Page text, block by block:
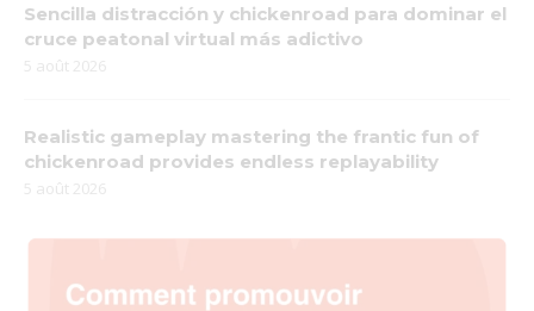
Sencilla distracción y chickenroad para dominar el
cruce peatonal virtual más adictivo
5 août 2026
Realistic gameplay mastering the frantic fun of
chickenroad provides endless replayability
5 août 2026